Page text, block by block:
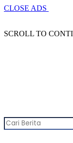
CLOSE ADS
SCROLL TO